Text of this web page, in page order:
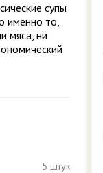
супы
именно то,
мяса, ни
5 штук